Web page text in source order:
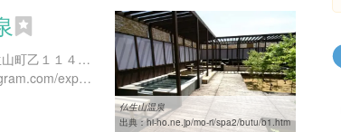
香川県高松市仏生山町乙１１４-５
https://www.instagram.com/explore/locations/275901
仏生山温泉
出典：hi-ho.ne.jp/mo-ri/spa2/butu/b1.htm